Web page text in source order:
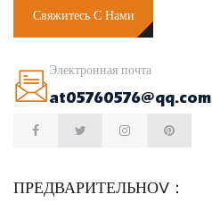
Свяжитесь С Нами
Электронная почта
at05760576@qq.com
ПРЕДВАРИТЕЛЬНОV：